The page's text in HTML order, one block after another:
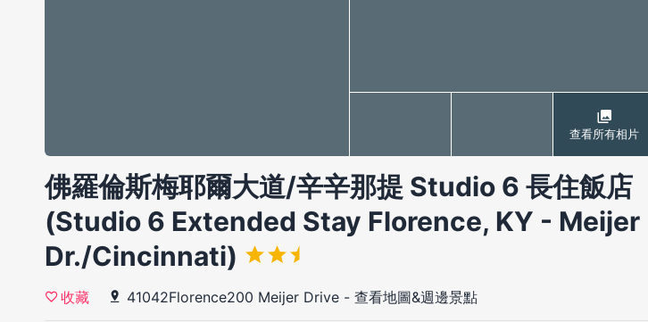
查看所有相片
佛羅倫斯梅耶爾大道/辛辛那提 Studio 6 長住飯店
(Studio 6 Extended Stay Florence, KY - Meijer
Dr./Cincinnati)
收藏 41042Florence200 Meijer Drive - 查看地圖&週邊景點